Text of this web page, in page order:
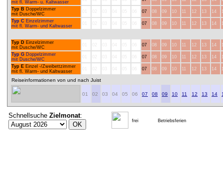
mit fl. Warm- u. Kaltwasser
Typ B Doppelzimmer
mit Dusche/WC
07 08 09 10 11 12 13 14
Typ C Einzelzimmer
mit fl. Warm- und Kaltwasser
07 08 09 10 11 12 13 14
Typ D Einzelzimmer
mit Dusche/WC
07 08 09 10 11 12 13 14
Typ G Doppelzimmer
mit Dusche/WC
07 08 09 10 11 12 13 14
Typ E Einzel -/Zweibettzimmer
mit fl. Warm- und Kaltwasser
07 08 09 10 11 12 13 14
Reiseinformationen von und nach Juist
01 02 03 04 05 06 07 08 09 10 11 12 13 14
Schnellsuche Zielmonat:
frei Betriebsferien